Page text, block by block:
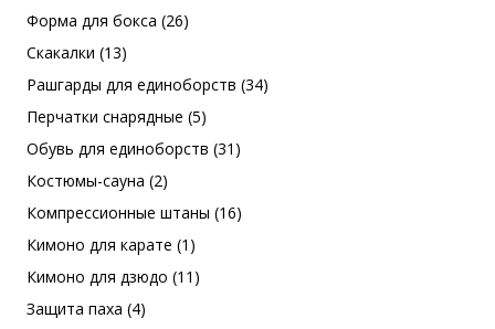
Форма для бокса (26)
Скакалки (13)
Рашгарды для единоборств (34)
Перчатки снарядные (5)
Обувь для единоборств (31)
Костюмы-сауна (2)
Компрессионные штаны (16)
Кимоно для карате (1)
Кимоно для дзюдо (11)
Защита паха (4)